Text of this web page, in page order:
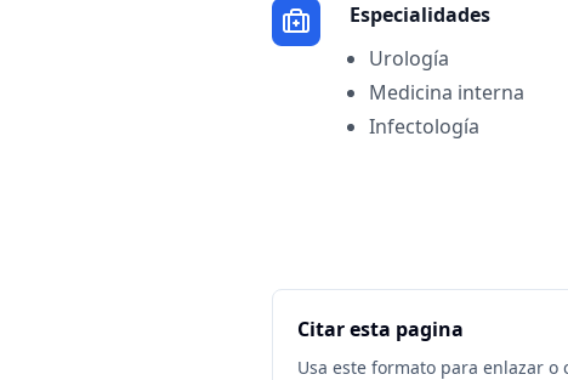
Especialidades
Urología
Medicina interna
Infectología
Citar esta pagina
Usa este formato para enlazar o